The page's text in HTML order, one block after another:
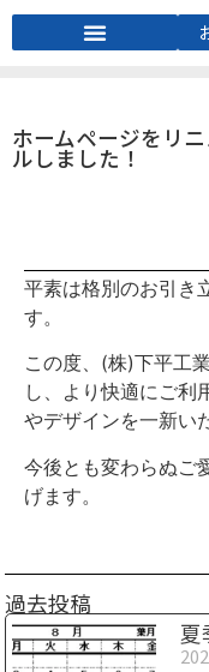
ホームページをリ
ルしました！
平素は格別のお引き
す。
この度、(株)下平工
し、より快適にご利
やデザインを一新い
今後とも変わらぬご
げます。
過去投稿
夏